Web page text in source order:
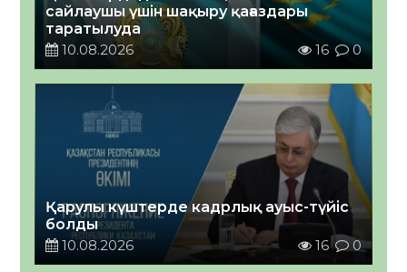
сайлаушы үшін шақыру қағаздары
таратылуда
10.08.2026
16 0
Қарулы күштерде кадрлық ауыс-түйіс
болды
10.08.2026
16 0